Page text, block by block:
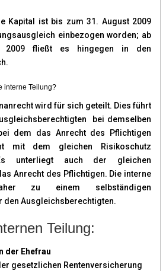
Kapital ist bis zum 31. August 2009
einbezogen worden; ab
2009 fließt es hingegen in den
interne Teilung?
wird für sich geteilt. Dies führt
bei demselben
dem das Anrecht des Pflichtigen
mit dem gleichen Risikoschutz
unterliegt auch der gleichen
Anrecht des Pflichtigen. Die interne
zu einem selbständigen
Ausgleichsberechtigten.
Teilung:
der Ehefrau
gesetzlichen Rentenversicherung